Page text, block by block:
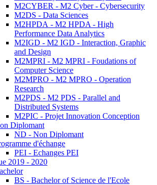
M2CYBER - M2 Cyber - Cybersecurity
M2DS - Data Sciences
M2HPDA - M2 HPDA - High
Performance Data Analytics
M2IGD - M2 IGD - Interaction, Graphic
and Design
M2MPRI - M2 MPRI - Foudations of
Computer Science
M2MPRO - M2 MPRO - Operation
Research
M2PDS - M2 PDS - Parallel and
Distributed Systems
M2PIC - Projet Innovation Conception
Diplomant
ND - Non Diplomant
d'échange
PEI - Echanges PEI
2019 - 2020
BS - Bachelor of Science de l'Ecole